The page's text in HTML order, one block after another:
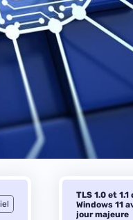
TLS 1.0 et
Windows 11
jour majeure